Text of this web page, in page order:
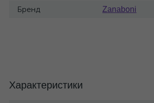
Бренд Zanaboni
Характеристики